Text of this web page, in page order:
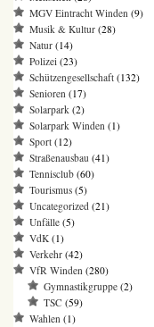
MGV Eintracht Winden (9)
Musik & Kultur (28)
Natur (14)
Polizei (23)
Schützengesellschaft (132)
Senioren (17)
Solarpark (2)
Solarpark Winden (1)
Sport (12)
Straßenausbau (41)
Tennisclub (60)
Tourismus (5)
Uncategorized (21)
Unfälle (5)
VdK (1)
Verkehr (42)
VfR Winden (280)
Gymnastikgruppe (2)
TSC (59)
Wahlen (1)